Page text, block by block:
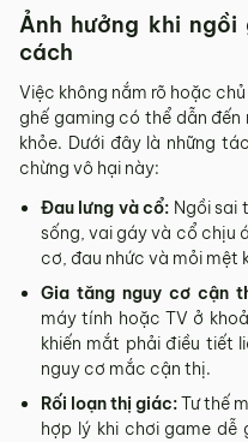
Ảnh hưởng khi ngồi
cách
Việc không nắm rõ hoặc
ghế gaming có thể dẫn đến
khỏe. Dưới đây là những
chừng vô hại này:
Đau lưng và cổ: Ngồi sai
sống, vai gáy và cổ chịu
cơ, đau nhức và mỏi mệt
Gia tăng nguy cơ cận
máy tính hoặc TV ở
khiến mắt phải điều tiết
nguy cơ mắc cận thị.
Rối loạn thị giác:Tư thế
hợp lý khi chơi game dễ